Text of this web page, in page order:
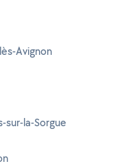
Avignon
sur-la-Sorgue